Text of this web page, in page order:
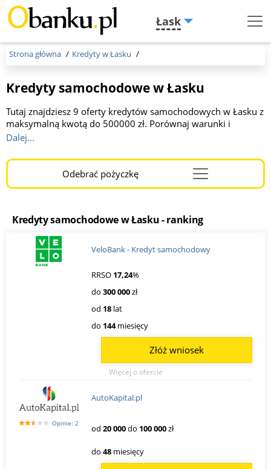
Łask
Menu
Strona główna Kredyty w Łasku
Kredyty samochodowe w Łasku
Tutaj znajdziesz 9 oferty kredytów samochodowych w Łasku z
maksymalną kwotą do 500000 zł. Porównaj warunki i
wybierz najlepszą opcję dla siebie. Skorzystaj z naszych
narzędzi, aby szybko sfinansować zakup auta.
Dalej...
Odebrać pożyczkęMenu
Burger
Kredyty samochodowe w Łasku - ranking
VeloBank - Kredyt samochodowy
RRSO 17,24%
do 300 000zł
od 18 lat
do 144miesięcy
Więcej o ofercie
Złóż wniosek
Opinie: 2
AutoKapital.pl
od 20 000do 100 000zł
do 48 miesięcy